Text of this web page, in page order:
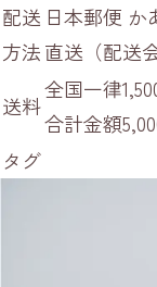
配送
方法
日本郵便 か
直送（配送
送料
全国一律
合計金額
タグ